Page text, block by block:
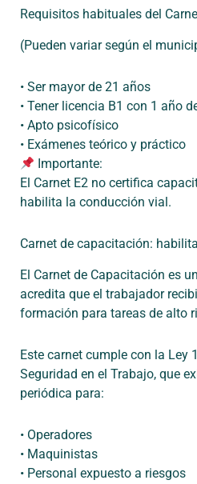
Requisitos habituales del
(Pueden variar según el
• Ser mayor de 21 años
• Tener licencia B1 con 1 año
• Apto psicofísico
• Exámenes teóricoy práctico
Importante:
El Carnet E2 no certifica
habilita la conducción vial.
Carnet de capacitación:
El Carnet de Capacitación es
acredita que el trabajador
formación para tareas de alto
Este carnet cumple con la Ley
Seguridad en el Trabajo, que
periódica para:
• Operadores
• Maquinistas
• Personal expuestoa riesgos